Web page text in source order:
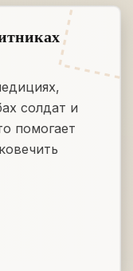
солдат и
помогает